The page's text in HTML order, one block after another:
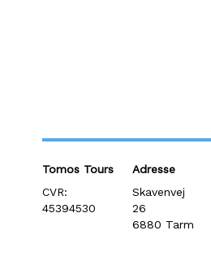
Tomos Tours
CVR:
45394530
Adresse
Skavenvej
26
6880 Tarm